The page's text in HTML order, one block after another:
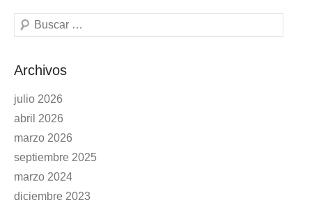
Buscar
Archivos
julio 2026
abril 2026
marzo 2026
septiembre 2025
marzo 2024
diciembre 2023